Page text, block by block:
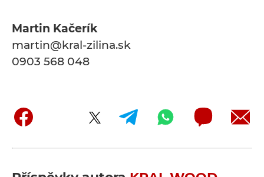
Martin Kačerík
martin@kral-zilina.sk
0903 568 048